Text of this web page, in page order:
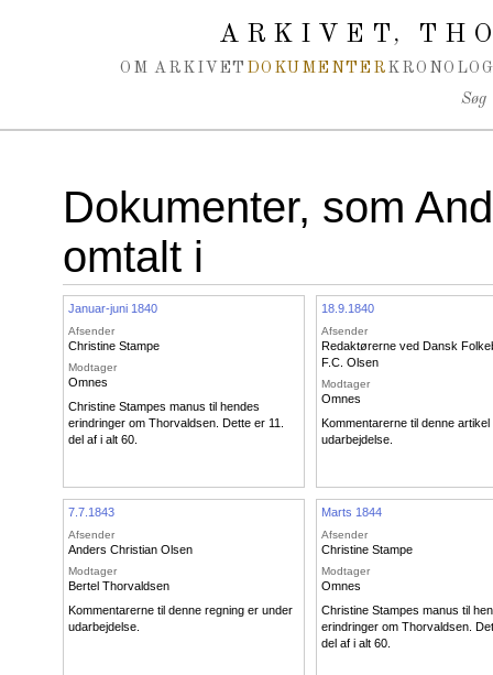
ARKIVET,
OM ARKIVET DOKUMENTER
Søg
Dokumenter, som
omtalt i
Januar-juni 1840
Afsender
Christine Stampe
Modtager
Omnes
Christine Stampes manus til hendes
erindringer om Thorvaldsen. Dette er 11.
del af i alt 60.
18.9.1840
Afsender
Redaktørerne ved Dansk
F.C. Olsen
Modtager
Omnes
Kommentarerne til denne
udarbejdelse.
7.7.1843
Afsender
Anders Christian Olsen
Modtager
Bertel Thorvaldsen
Kommentarerne til denne regning er under
udarbejdelse.
Marts 1844
Afsender
Christine Stampe
Modtager
Omnes
Christine Stampes manus til
erindringer om Thorvaldsen.
del af i alt 60.